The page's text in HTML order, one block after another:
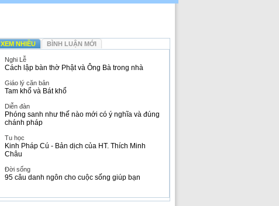
XEM NHIỀU BÌNH LUẬN MỚI
Nghi Lễ
Cách lập bàn thờ Phật và Ông Bà trong nhà
Giáo lý căn bản
Tam khổ và Bát khổ
Diễn đàn
Phóng sanh như thế nào mới có ý nghĩa và đúng
chánh pháp
Tu học
Kinh Pháp Cú - Bản dịch của HT. Thích Minh
Châu
Đời sống
95 câu danh ngôn cho cuộc sống giúp bạn